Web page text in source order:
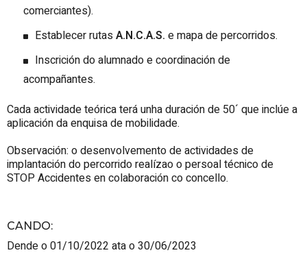
comerciantes).
Establecer rutas A.N.C.A.S. e mapa de percorridos.
Inscrición do alumnado e coordinación de
acompañantes.
Cada actividade teórica terá unha duración de 50´ que inclúe a
aplicación da enquisa de mobilidade.
Observación: o desenvolvemento de actividades de
implantación do percorrido realízao o persoal técnico de
STOP Accidentes en colaboración co concello.
CANDO:
Dende o 01/10/2022 ata o 30/06/2023